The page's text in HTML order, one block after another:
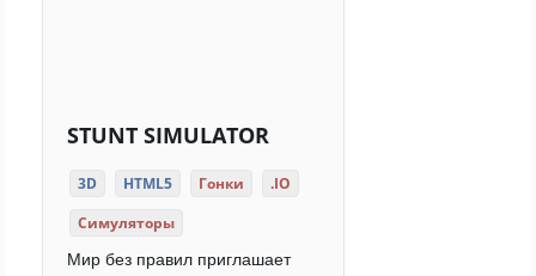
STUNT SIMULATOR
3D HTML5 Гонки
.IO
Симуляторы
Мир без правил приглашает